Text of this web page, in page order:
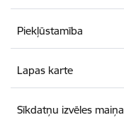
Piekļūstamība
Lapas karte
Sīkdatņu izvēles maiņa